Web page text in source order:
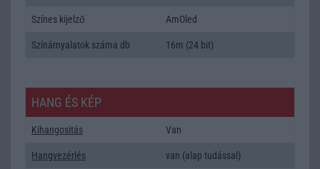
Színes kijelző AmOled
Színárnyalatok száma db 16m (24 bit)
HANG ÉS KÉP
Kihangositás Van
Hangvezérlés van (alap tudással)